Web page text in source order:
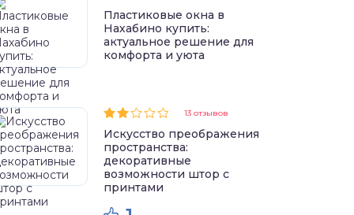
Пластиковые окна в
Нахабино купить:
актуальное решение для
комфорта и уюта
13 отзывов
Искусство преображения
пространства:
декоративные
возможности штор с
принтами